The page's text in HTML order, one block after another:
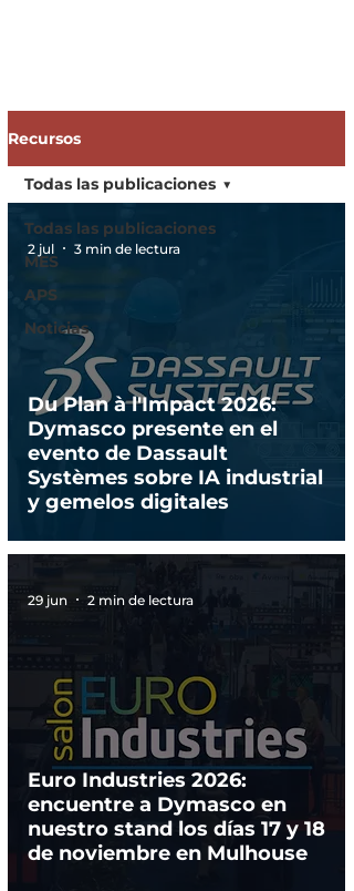
Recursos
Todas las publicaciones
MES
APS
Noticias
Todas las publicaciones
Du Plan à l'Impact 2026:
Dymasco presente en el
evento de Dassault
Systèmes sobre IA industrial
y gemelos digitales
2 jul 3 min de lectura
Euro Industries 2026:
encuentre a Dymasco en
nuestro stand los días 17 y 18
de noviembre en Mulhouse
29 jun 2 min de lectura